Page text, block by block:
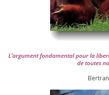
L’argument fon­da­men­tal pour la
de toutes